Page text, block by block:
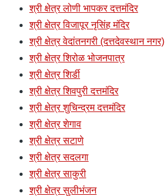
श्री क्षेत्र लोणी भापकर दत्तमंदिर
श्री क्षेत्र विजापूर नृसिंह मंदिर
श्री क्षेत्र वेदांतनगरी (दत्तदेवस्थान नगर)
श्री क्षेत्र शिरोळ भोजनपात्र
श्री क्षेत्र शिर्डी
श्री क्षेत्र शिवपुरी दत्तमंदिर
श्री क्षेत्र शुचिन्द्रम दत्तमंदिर
श्री क्षेत्र शेगाव
श्री क्षेत्र सटाणे
श्री क्षेत्र सदलगा
श्री क्षेत्र साकुरी
श्री क्षेत्र सुलीभंजन